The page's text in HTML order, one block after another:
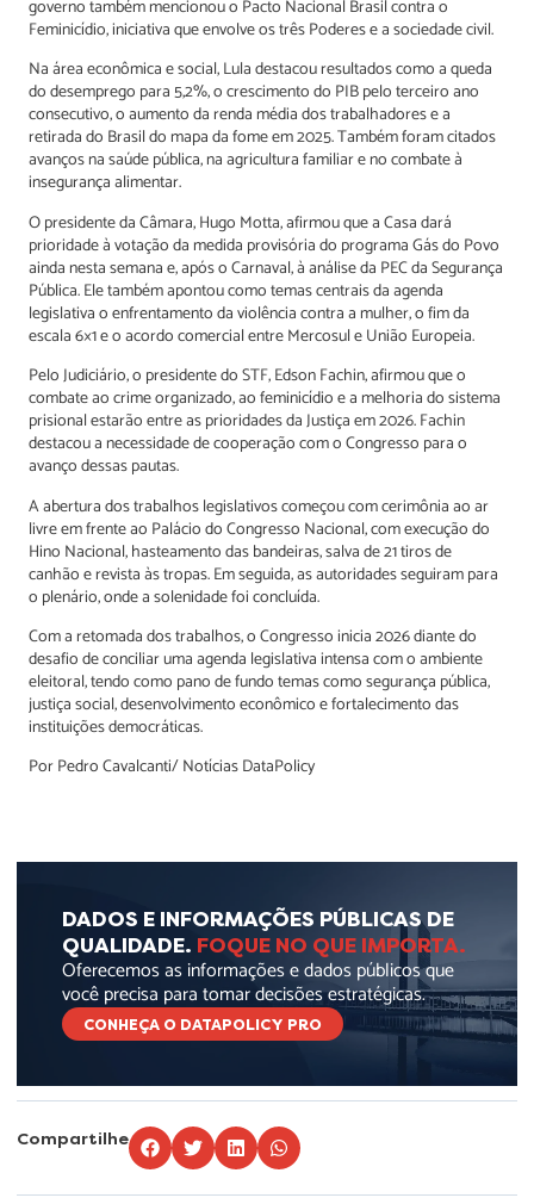
governo também mencionou o Pacto Nacional Brasil contra o
Feminicídio, iniciativa que envolve os três Poderes e a sociedade civil.
Na área econômica e social, Lula destacou resultados como a queda
do desemprego para 5,2%, o crescimento do PIB pelo terceiro ano
consecutivo, o aumento da renda média dos trabalhadores e a
retirada do Brasil do mapa da fome em 2025. Também foram citados
avanços na saúde pública, na agricultura familiar e no combate à
insegurança alimentar.
O presidente da Câmara, Hugo Motta, afirmou que a Casa dará
prioridade à votação da medida provisória do programa Gás do Povo
ainda nesta semana e, após o Carnaval, à análise da PEC da Segurança
Pública. Ele também apontou como temas centrais da agenda
legislativa o enfrentamento da violência contra a mulher, o fim da
escala 6×1 e o acordo comercial entre Mercosul e União Europeia.
Pelo Judiciário, o presidente do STF, Edson Fachin, afirmou que o
combate ao crime organizado, ao feminicídio e a melhoria do sistema
prisional estarão entre as prioridades da Justiça em 2026. Fachin
destacou a necessidade de cooperação com o Congresso para o
avanço dessas pautas.
A abertura dos trabalhos legislativos começou com cerimônia ao ar
livre em frente ao Palácio do Congresso Nacional, com execução do
Hino Nacional, hasteamento das bandeiras, salva de 21 tiros de
canhão e revista às tropas. Em seguida, as autoridades seguiram para
o plenário, onde a solenidade foi concluída.
Com a retomada dos trabalhos, o Congresso inicia 2026 diante do
desafio de conciliar uma agenda legislativa intensa com o ambiente
eleitoral, tendo como pano de fundo temas como segurança pública,
justiça social, desenvolvimento econômico e fortalecimento das
instituições democráticas.
Por Pedro Cavalcanti/ Notícias DataPolicy
DADOS E INFORMAÇÕES PÚBLICAS DE
QUALIDADE. FOQUE NO QUE IMPORTA.
Oferecemos as informações e dados públicos que
você precisa para tomar decisões estratégicas.
CONHEÇA O DATAPOLICY PRO
Compartilhe